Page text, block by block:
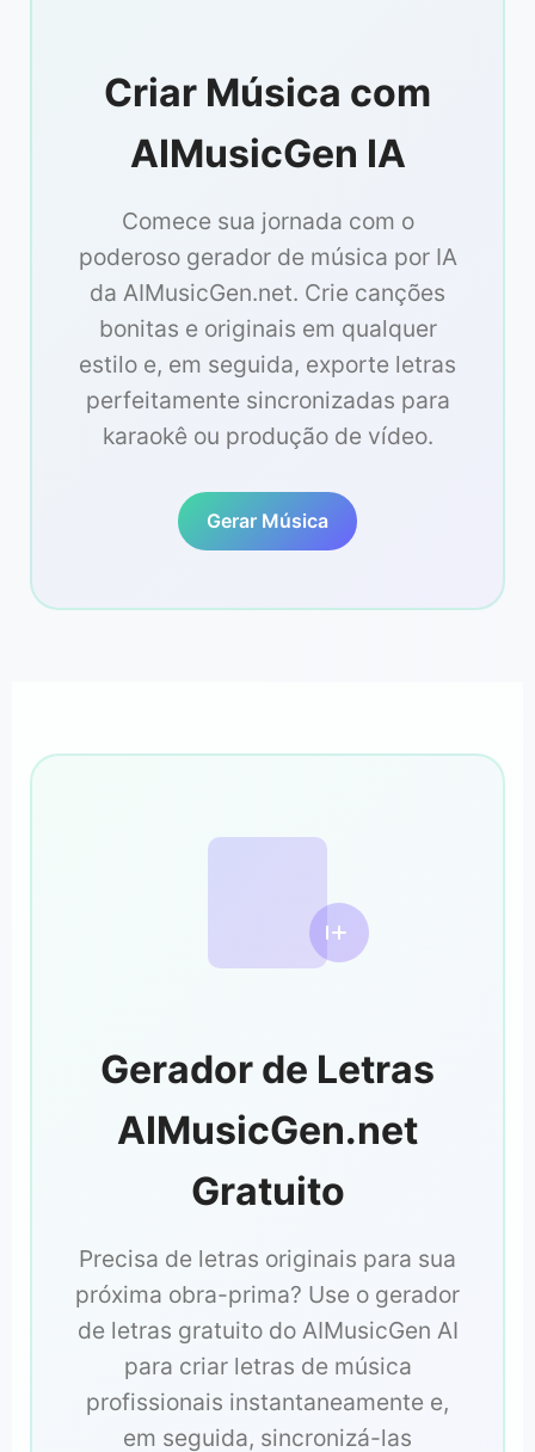
Criar Música com
AIMusicGen IA
Comece sua jornada com o
poderoso gerador de música por IA
da AIMusicGen.net. Crie canções
bonitas e originais em qualquer
estilo e, em seguida, exporte letras
perfeitamente sincronizadas para
karaokê ou produção de vídeo.
Gerar Música
Gerador de Letras
AIMusicGen.net
Gratuito
Precisa de letras originais para sua
próxima obra-prima? Use o gerador
de letras gratuito do AIMusicGen AI
para criar letras de música
profissionais instantaneamente e,
em seguida, sincronizá-las